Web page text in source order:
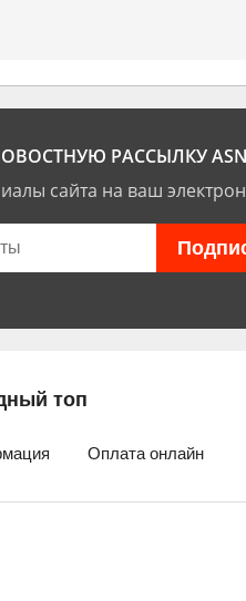
РАССЫЛКУ ASN
сайта на ваш
топ
Оплата онлайн